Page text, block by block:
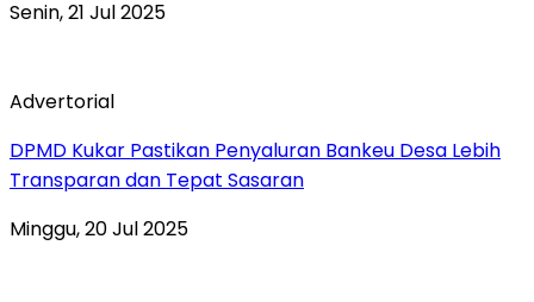
Senin, 21 Jul 2025
Advertorial
DPMD Kukar Pastikan Penyaluran Bankeu Desa Lebih
Transparan dan Tepat Sasaran
Minggu, 20 Jul 2025